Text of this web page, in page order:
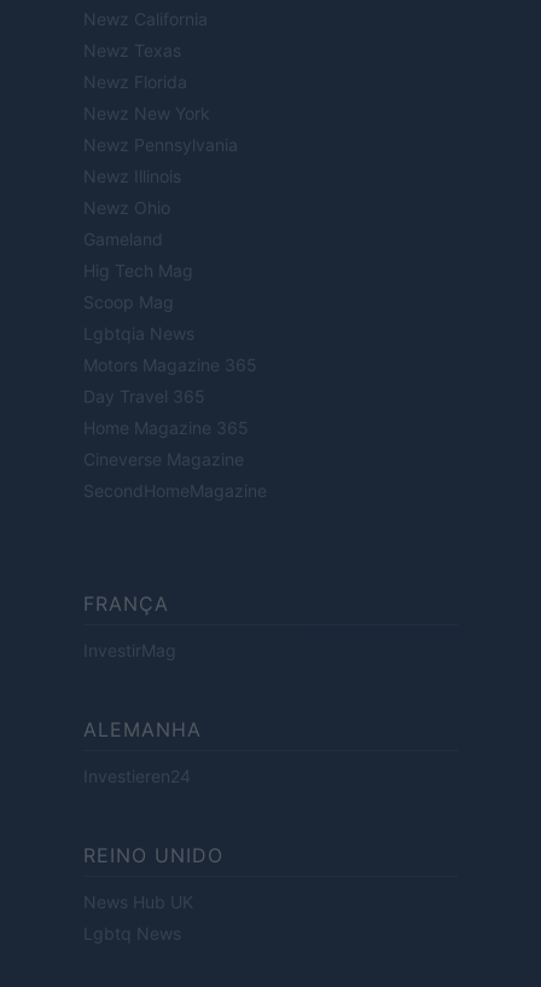
Newz California
Newz Texas
Newz Florida
Newz New York
Newz Pennsylvania
Newz Illinois
Newz Ohio
Gameland
Hig Tech Mag
Scoop Mag
Lgbtqia News
Motors Magazine 365
Day Travel 365
Home Magazine 365
Cineverse Magazine
SecondHomeMagazine
FRANÇA
InvestirMag
ALEMANHA
Investieren24
REINO UNIDO
News Hub UK
Lgbtq News